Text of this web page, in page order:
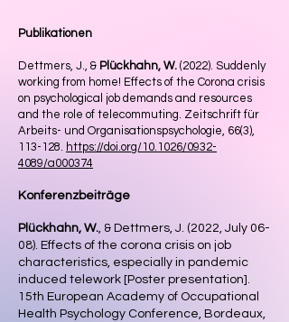
Publikationen
Dettmers, J., & Plückhahn, W. (2022). Suddenly
working from home! Effects of the Corona crisis
on psychological job demands and resources
and the role of telecommuting. Zeitschrift für
Arbeits- und Organisationspsychologie, 66(3),
113-128. https://doi.org/10.1026/0932-
4089/a000374
Konferenzbeiträge
Plückhahn, W., & Dettmers, J. (2022, July 06-
08). Effects of the corona crisis on job
characteristics, especially in pandemic
induced telework [Poster presentation].
15th European Academy of Occupational
Health Psychology Conference, Bordeaux,